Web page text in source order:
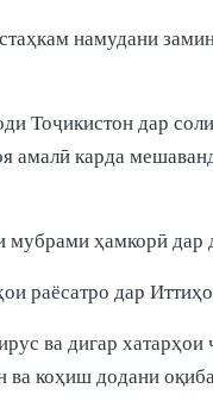
намудани
дар
амалӣ карда
мубрами ҳамкорӣ
раёсатро дар
ва дигар
коҳиш додани